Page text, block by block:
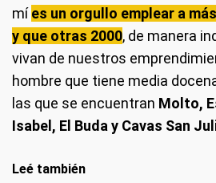
míes un orgullo emplear a
y que otras 2000, de manera
vivan de nuestros
hombre que tiene media
las que se encuentran Molto,
Isabel, El Buda y Cavas San
Leé también